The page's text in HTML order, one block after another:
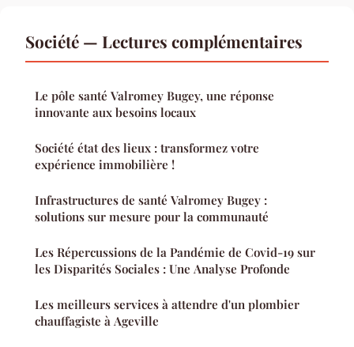
Société — Lectures complémentaires
Le pôle santé Valromey Bugey, une réponse
innovante aux besoins locaux
Société état des lieux : transformez votre
expérience immobilière !
Infrastructures de santé Valromey Bugey :
solutions sur mesure pour la communauté
Les Répercussions de la Pandémie de Covid-19 sur
les Disparités Sociales : Une Analyse Profonde
Les meilleurs services à attendre d'un plombier
chauffagiste à Ageville